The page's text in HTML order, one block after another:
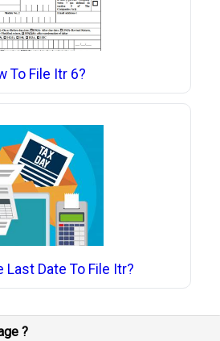
To File Itr 6?
Last Date To File Itr?
?